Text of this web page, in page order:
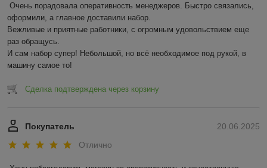
Очень порадовала оперативность менеджеров. Быстро связались,
оформили, а главное доставили набор.
Вежливые и приятные работники, с огромным удовольствием еще
раз обращусь.
И сам набор супер! Небольшой, но всё необходимое под рукой, в
машину самое то!
Сделка подтверждена через корзину
20.06.2025
Покупатель
Отлично